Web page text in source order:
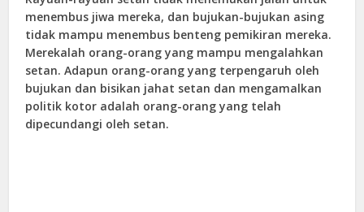
menembus jiwa mereka, dan bujukan-bujukan asing
tidak mampu menembus benteng pemikiran mereka.
Merekalah orang-orang yang mampu mengalahkan
setan. Adapun orang-orang yang terpengaruh oleh
bujukan dan bisikan jahat setan dan mengamalkan
politik kotor adalah orang-orang yang telah
dipecundangi oleh setan.